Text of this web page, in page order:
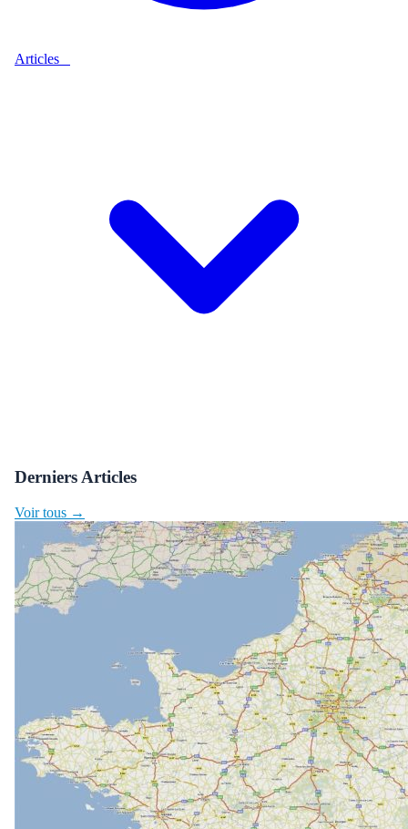
Articles
Derniers Articles
Voir tous →